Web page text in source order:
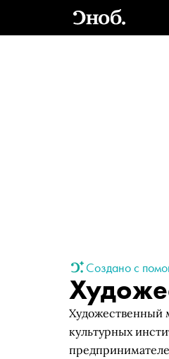
Создано с
Художественный
культурных